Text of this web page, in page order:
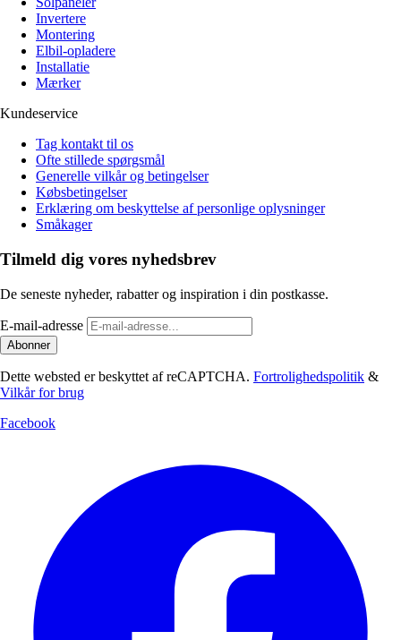
Invertere
Montering
Elbil-opladere
Installatie
Mærker
Kundeservice
Tag kontakt til os
Ofte stillede spørgsmål
Generelle vilkår og betingelser
Købsbetingelser
Erklæring om beskyttelse af personlige oplysninger
Småkager
Tilmeld dig vores nyhedsbrev
De seneste nyheder, rabatter og inspiration i din postkasse.
E-mail-adresse
Abonner
Dette websted er beskyttet af reCAPTCHA. Fortrolighedspolitik &
Vilkår for brug
Facebook